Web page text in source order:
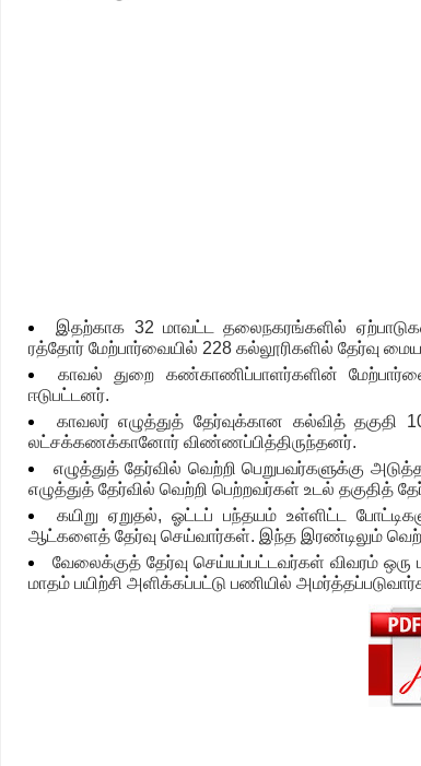
இதற்காக 32 மாவட்ட தலைநகரங்களில்
ரத்தோர் மேற்பார்வையில் 228 கல்லூரிகளில் தேர்வு
காவல் துறை கண்காணிப்பாளர்களின்
ஈடுபட்டனர்.
காவலர் எழுத்துத் தேர்வுக்கான கல்வித் தகுதி
லட்சக்கணக்கானோர் விண்ணப்பித்திருந்தனர்.
எழுத்துத் தேர்வில் வெற்றி பெறுபவர்களுக்கு
எழுத்துத் தேர்வில் வெற்றி பெற்றவர்கள் உடல் தகுதித்
கயிறு ஏறுதல், ஓட்டப் பந்தயம் உள்ளிட்ட
ஆட்களைத் தேர்வு செய்வார்கள். இந்த இரண்டிலும்
வேலைக்குத் தேர்வு செய்யப்பட்டவர்கள் விவரம்
மாதம் பயிற்சி அளிக்கப்பட்டு பணியில்